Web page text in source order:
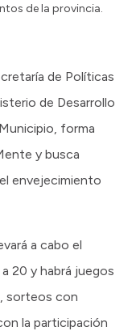
de la provincia.
de Políticas
de Desarrollo
forma
y busca
envejecimiento
a cabo el
20 y habrá juegos
sorteos con
la participación